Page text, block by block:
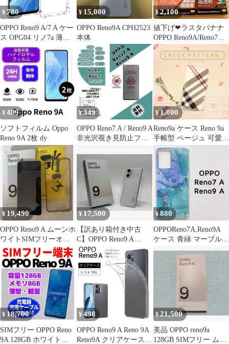
1
¥780
OPPO Reno9 A/7 A ケー
ス OPG04 リノ7a 薄型
耐衝撃 コーナーガード
ソフト ケース
¥ 15,000
OPPO Reno9A CPH2523
本体
¥2,100
値下げ❤ラスタバナナ
OPPO Reno9A/Reno7A
スマホケース＋フィル
¥ 489
ソフトフィルム Oppo
Reno 9A 2枚 dy
¥349
OPPO Reno7 A / Reno9 A
非光沢覗き見防止フィ
¥1,000
Reno9a ケース Reno 9a
手帳型 ベージュ 可愛
人気 茶色 お洒落
¥ 19,490
OPPO Reno9 A ムーンホ
ワイトSIMフリーオマ
ケ付 本体 ワイモバイル
¥17,500
【訳あり箱付き中古
C】OPPO Reno9 A
A301OP 128GB ムーン
ホワイト SIMフリー 白
ロム
¥880
OPPOReno7A,Reno9A
ケース 青緑 マーブル
¥ 18,700
SIMフリー OPPO Reno
9A 128GB ホワイト
¥ 498
OPPO Reno9 A Reno 9A
Reno9A クリアケース
¥21,500
美品 OPPO reno9a
128GB SIMフリー ムー